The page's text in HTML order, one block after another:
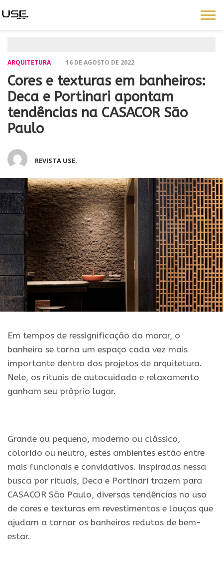
ARQUITETURA 16 DE AGOSTO DE 2022
Cores e texturas em banheiros:
Deca e Portinari apontam
tendências na CASACOR São
Paulo
REVISTA USE.
Em tempos de ressignificação do morar, o
banheiro se torna um espaço cada vez mais
importante dentro dos projetos de arquitetura.
Nele, os rituais de autocuidado e relaxamento
ganham seu próprio lugar.
Grande ou pequeno, moderno ou clássico,
colorido ou neutro, estes ambientes estão entre
mais funcionais e convidativos. Inspiradas nessa
busca por rituais, Deca e Portinari trazem para
CASACOR São Paulo, diversas tendências no uso
de cores e texturas em revestimentos e louças que
ajudam a tornar os banheiros redutos de bem-
estar.